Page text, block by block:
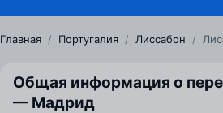
Главная / Португалия / Лиссабон /
Общая информация о
— Мадрид